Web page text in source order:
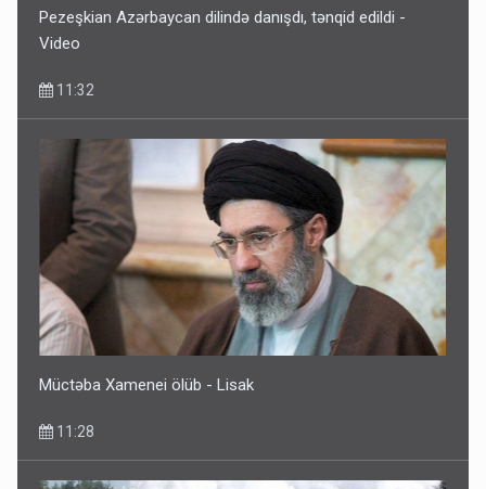
Pezeşkian Azərbaycan dilində danışdı, tənqid edildi -
Video
11:32
Müctəba Xamenei ölüb - Lisak
11:28